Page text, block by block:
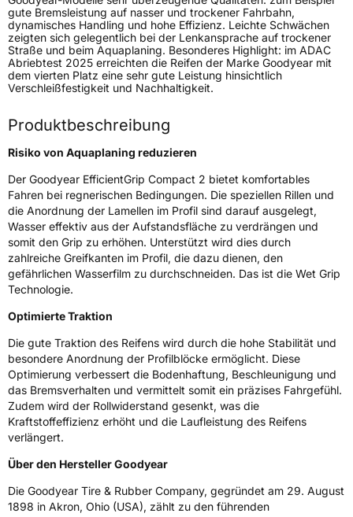
VerwendungSommerreifen
ModellnameEfficientGrip Compact 2
FahrzeugartPKW & SUV
Schlauchtyp
ZustandNeureifen
EU Label
EffizienzC
Nasshaftung
Rollgeräusch (Klasse)B
Rollgeräusch (dB)69
FahrzeugklasseC1
3PMSF / Schneeflockensymbol / Alpine-Symbol
EPREL ID 1414110
Allgemeine Produktsicherheit (GPSR)
gute Bremsleistung auf nasser und trockener Fahrbahn,
dynamisches Handling und hohe Effizienz. Leichte Schwächen
zeigten sich gelegentlich bei der Lenkansprache auf trockener
Straße und beim Aquaplaning. Besonderes Highlight: im ADAC
Abriebtest 2025 erreichten die Reifen der Marke Goodyear mit
dem vierten Platz eine sehr gute Leistung hinsichtlich
Verschleißfestigkeit und Nachhaltigkeit.
Produktbeschreibung
Risiko von Aquaplaning reduzieren
Der Goodyear EfficientGrip Compact 2 bietet komfortables
Fahren bei regnerischen Bedingungen. Die speziellen Rillen und
die Anordnung der Lamellen im Profil sind darauf ausgelegt,
Wasser effektiv aus der Aufstandsfläche zu verdrängen und
somit den Grip zu erhöhen. Unterstützt wird dies durch
zahlreiche Greifkanten im Profil, die dazu dienen, den
gefährlichen Wasserfilm zu durchschneiden. Das ist die Wet Grip
Technologie.
Optimierte Traktion
Die gute Traktion des Reifens wird durch die hohe Stabilität und
besondere Anordnung der Profilblöcke ermöglicht. Diese
Optimierung verbessert die Bodenhaftung, Beschleunigung und
das Bremsverhalten und vermittelt somit ein präzises Fahrgefühl.
Zudem wird der Rollwiderstand gesenkt, was die
Kraftstoffeffizienz erhöht und die Laufleistung des Reifens
verlängert.
Über den Hersteller Goodyear
Die Goodyear Tire & Rubber Company, gegründet am 29. August
1898 in Akron, Ohio (USA), zählt zu den führenden